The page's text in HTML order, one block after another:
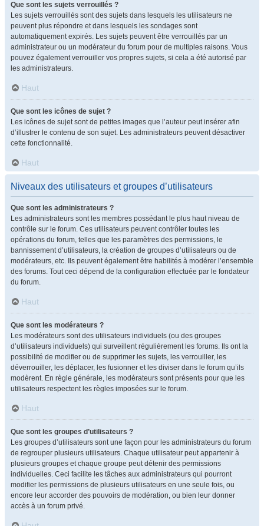
Que sont les sujets verrouillés ?
Les sujets verrouillés sont des sujets dans lesquels les utilisateurs ne
peuvent plus répondre et dans lesquels les sondages sont
automatiquement expirés. Les sujets peuvent être verrouillés par un
administrateur ou un modérateur du forum pour de multiples raisons. Vous
pouvez également verrouiller vos propres sujets, si cela a été autorisé par
les administrateurs.
Haut
Que sont les icônes de sujet ?
Les icônes de sujet sont de petites images que l’auteur peut insérer afin
d’illustrer le contenu de son sujet. Les administrateurs peuvent désactiver
cette fonctionnalité.
Haut
Niveaux des utilisateurs et groupes d’utilisateurs
Que sont les administrateurs ?
Les administrateurs sont les membres possédant le plus haut niveau de
contrôle sur le forum. Ces utilisateurs peuvent contrôler toutes les
opérations du forum, telles que les paramètres des permissions, le
bannissement d’utilisateurs, la création de groupes d’utilisateurs ou de
modérateurs, etc. Ils peuvent également être habilités à modérer l’ensemble
des forums. Tout ceci dépend de la configuration effectuée par le fondateur
du forum.
Haut
Que sont les modérateurs ?
Les modérateurs sont des utilisateurs individuels (ou des groupes
d’utilisateurs individuels) qui surveillent régulièrement les forums. Ils ont la
possibilité de modifier ou de supprimer les sujets, les verrouiller, les
déverrouiller, les déplacer, les fusionner et les diviser dans le forum qu’ils
modèrent. En règle générale, les modérateurs sont présents pour que les
utilisateurs respectent les règles imposées sur le forum.
Haut
Que sont les groupes d’utilisateurs ?
Les groupes d’utilisateurs sont une façon pour les administrateurs du forum
de regrouper plusieurs utilisateurs. Chaque utilisateur peut appartenir à
plusieurs groupes et chaque groupe peut détenir des permissions
individuelles. Ceci facilite les tâches aux administrateurs qui pourront
modifier les permissions de plusieurs utilisateurs en une seule fois, ou
encore leur accorder des pouvoirs de modération, ou bien leur donner
accès à un forum privé.